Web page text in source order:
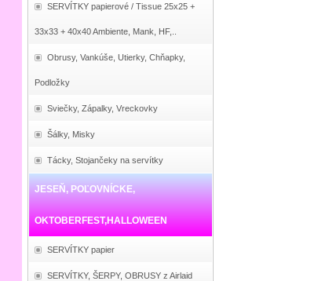
SERVÍTKY papierové / Tissue 25x25 +
33x33 + 40x40 Ambiente, Mank, HF,..
Obrusy, Vankúše, Utierky, Chňapky,
Podložky
Sviečky, Zápalky, Vreckovky
Šálky, Misky
Tácky, Stojančeky na servítky
JESEŇ, POĽOVNÍCKE,
OKTOBERFEST,HALLOWEEN
SERVÍTKY papier
SERVÍTKY, ŠERPY, OBRUSY z Airlaid